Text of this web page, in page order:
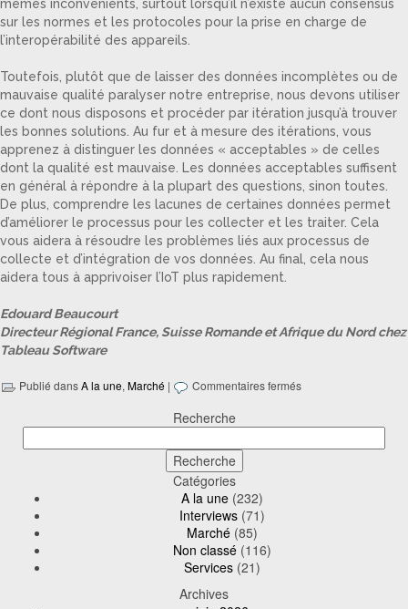
mêmes inconvénients, surtout lorsqu’il n’existe aucun consensus
sur les normes et les protocoles pour la prise en charge de
l’interopérabilité des appareils.
Toutefois, plutôt que de laisser des données incomplètes ou de
mauvaise qualité paralyser notre entreprise, nous devons utiliser
ce dont nous disposons et procéder par itération jusqu’à trouver
les bonnes solutions. Au fur et à mesure des itérations, vous
apprenez à distinguer les données « acceptables » de celles
dont la qualité est mauvaise. Les données acceptables suffisent
en général à répondre à la plupart des questions, sinon toutes.
De plus, comprendre les lacunes de certaines données permet
d’améliorer le processus pour les collecter et les traiter. Cela
vous aidera à résoudre les problèmes liés aux processus de
collecte et d’intégration de vos données. Au final, cela nous
aidera tous à apprivoiser l’IoT plus rapidement.
Edouard Beaucourt
Directeur Régional France, Suisse Romande et Afrique du Nord chez
Tableau Software
Publié dansA la une, Marché | Commentaires fermés
Recherche
Catégories
A la une (232)
Interviews (71)
Marché (85)
Non classé (116)
Services (21)
Archives